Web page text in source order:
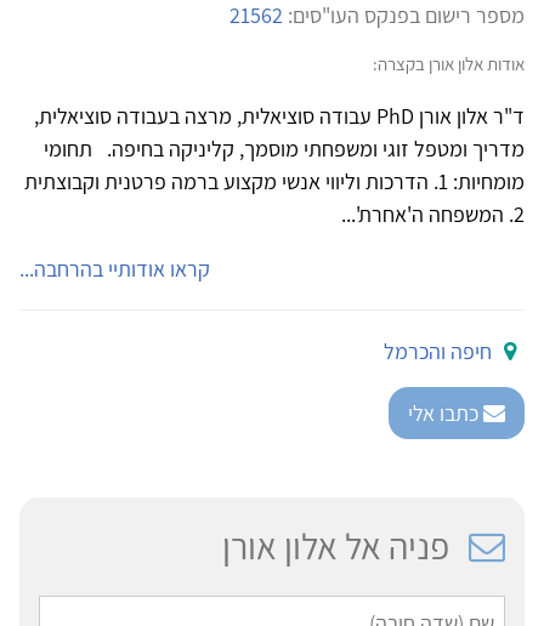
מספר רישום בפנקס העו"סים: 21562
אודות אלון אורן בקצרה:
ד"ר אלון אורן PhD עבודה סוציאלית, מרצה בעבודה סוציאלית,
מדריך ומטפל זוגי ומשפחתי מוסמך, קליניקה בחיפה. תחומי
מומחיות: 1. הדרכות וליווי אנשי מקצוע ברמה פרטנית וקבוצתית
2. המשפחה ה'אחרת'...
קראו אודותיי בהרחבה...
חיפה והכרמל
כתבו אלי
פניה אל אלון אורן